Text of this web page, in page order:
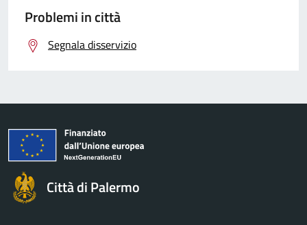
Problemi in città
Segnala disservizio
Città di Palermo